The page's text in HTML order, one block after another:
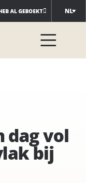
AL GEBOEKT NL
dag vol
bij